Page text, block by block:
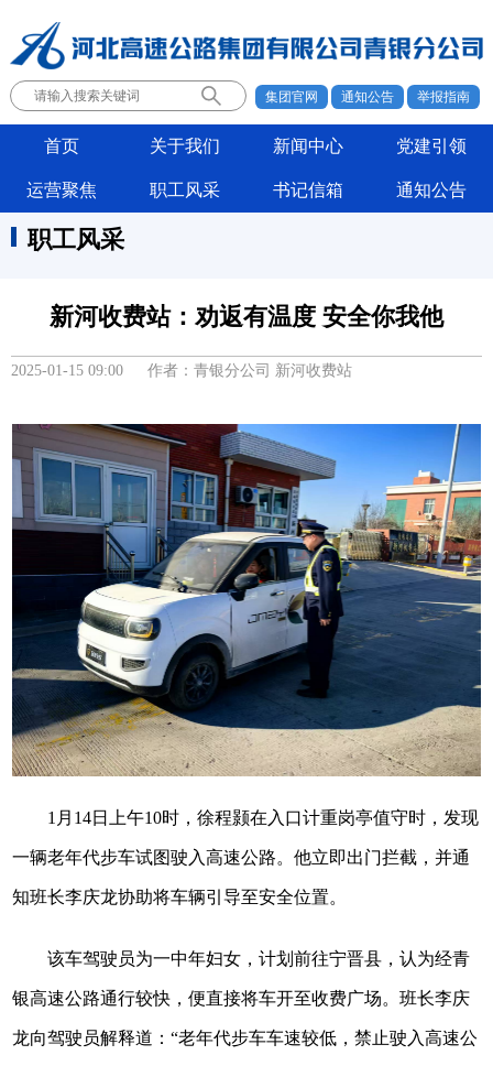
集团官网 通知公告 举报指南
首页 关于我们 新闻中心 党建引领
运营聚焦 职工风采 书记信箱 通知公告
职工风采
新河收费站：劝返有温度 安全你我他
2025-01-15 09:00 作者：青银分公司 新河收费站
1月14日上午10时，徐程颢在入口计重岗亭值守时，发现
一辆老年代步车试图驶入高速公路。他立即出门拦截，并通
知班长李庆龙协助将车辆引导至安全位置。
该车驾驶员为一中年妇女，计划前往宁晋县，认为经青
银高速公路通行较快，便直接将车开至收费广场。班长李庆
龙向驾驶员解释道：“老年代步车车速较低，禁止驶入高速公